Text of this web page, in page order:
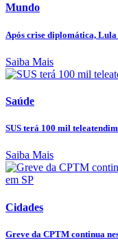
Mundo
Após crise diplomática,
Saiba Mais
Saúde
SUS terá 100 mil
Saiba Mais
Cidades
Greve da CPTM continua